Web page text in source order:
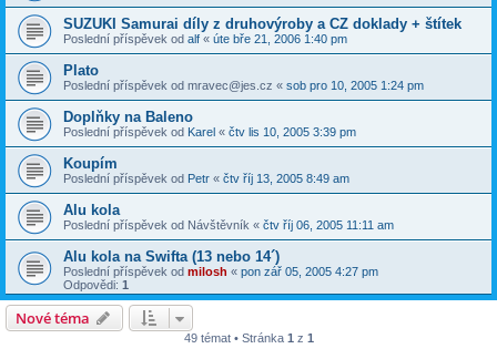
SUZUKI Samurai díly z druhovýroby a CZ doklady + štítek
Poslední příspěvek od alf « úte bře 21, 2006 1:40 pm
Plato
Poslední příspěvek od mravec@jes.cz « sob pro 10, 2005 1:24 pm
Doplňky na Baleno
Poslední příspěvek od Karel « čtv lis 10, 2005 3:39 pm
Koupím
Poslední příspěvek od Petr « čtv říj 13, 2005 8:49 am
Alu kola
Poslední příspěvek od Návštěvník « čtv říj 06, 2005 11:11 am
Alu kola na Swifta (13 nebo 14´)
Poslední příspěvek od milosh « pon zář 05, 2005 4:27 pm
Odpovědi: 1
Nové téma
49 témat • Stránka 1 z 1